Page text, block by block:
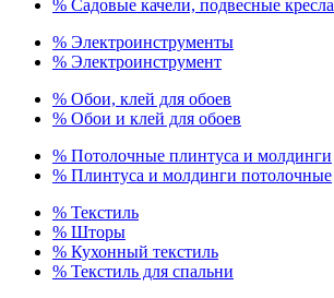
% Садовые качели, подвесные кресла
% Электроинструменты
% Электроинструмент
% Обои, клей для обоев
% Обои и клей для обоев
% Потолочные плинтуса и молдинги
% Плинтуса и молдинги потолочные
% Текстиль
% Шторы
% Кухонный текстиль
% Текстиль для спальни